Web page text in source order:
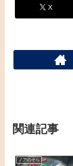
X
関連記事
ノアのそら